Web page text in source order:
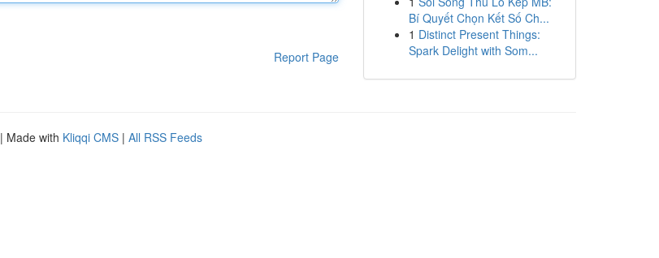
Report Page
Bí Quyết Chọn Kết Số Ch...
1 Distinct Present Things:
Spark Delight with Som...
| Made with Kliqqi CMS | All RSS Feeds